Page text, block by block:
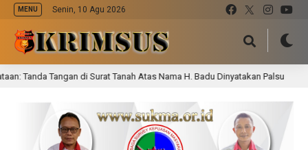
MENU Senin, 10 Agu 2026
Tangan di Surat Tanah Atas Nama H. Badu Dinyatakan Palsu